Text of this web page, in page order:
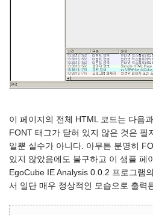
이 페이지의 전체 HTML 코드는 다음
FONT 태그가 닫혀 있지 않은 것은 필
일뿐 실수가 아니다. 아무튼 분명히
있지 않았음에도 불구하고 이 샘플 페
EgoCube IE Analysis 0.0.2 프로그램
서 일단 매우 정상적인 모습으로 출력